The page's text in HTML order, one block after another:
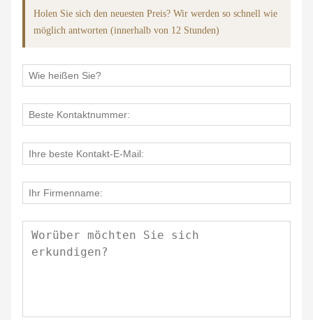
Holen Sie sich den neuesten Preis? Wir werden so schnell wie
möglich antworten (innerhalb von 12 Stunden)